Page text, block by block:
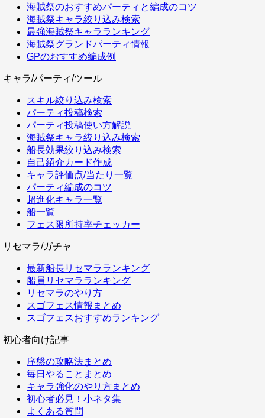
海賊祭のおすすめパーティと編成のコツ
海賊祭キャラ絞り込み検索
最強海賊祭キャラランキング
海賊祭グランドパーティ情報
GPのおすすめ編成例
キャラ/パーティ/ツール
スキル絞り込み検索
パーティ投稿検索
パーティ投稿使い方解説
海賊祭キャラ絞り込み検索
船長効果絞り込み検索
自己紹介カード作成
キャラ評価点/当たり一覧
パーティ編成のコツ
超進化キャラ一覧
船一覧
フェス限所持率チェッカー
リセマラ/ガチャ
最新船長リセマラランキング
船員リセマラランキング
リセマラのやり方
スゴフェス情報まとめ
スゴフェスおすすめランキング
初心者向け記事
序盤の攻略法まとめ
毎日やることまとめ
キャラ強化のやり方まとめ
初心者必見！小ネタ集
よくある質問